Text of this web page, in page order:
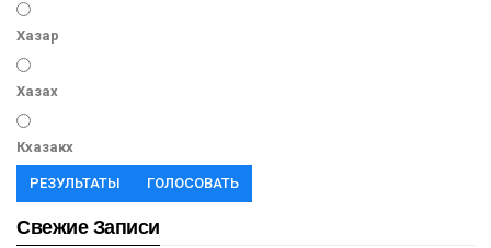
Хазар
Хазах
Кхазакх
РЕЗУЛЬТАТЫ ГОЛОСОВАТЬ
Свежие Записи